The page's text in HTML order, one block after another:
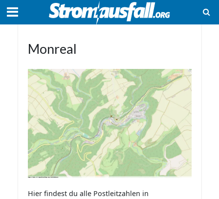
Monreal
Hier findest du alle Postleitzahlen in